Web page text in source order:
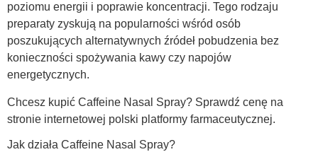
poziomu energii i poprawie koncentracji. Tego rodzaju
preparaty zyskują na popularności wśród osób
poszukujących alternatywnych źródeł pobudzenia bez
konieczności spożywania kawy czy napojów
energetycznych.
Chcesz kupić Caffeine Nasal Spray? Sprawdź cenę na
stronie internetowej polski platformy farmaceutycznej.
Jak działa Caffeine Nasal Spray?